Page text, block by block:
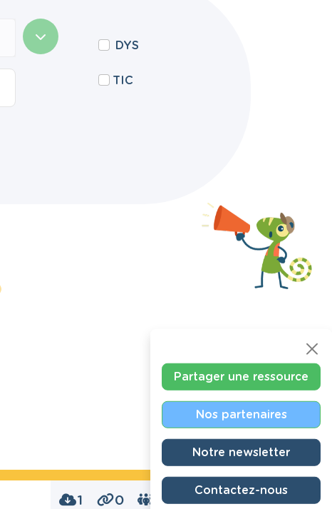
DYS
TIC
1 0 0
Partager une ressource
Nos partenaires
Notre newsletter
Contactez-nous